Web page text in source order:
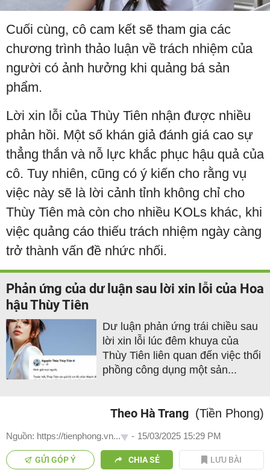
Cuối cùng, cô cam kết sẽ tham gia các
chương trình thảo luận về trách nhiệm của
người có ảnh hưởng khi quảng bá sản
phẩm.
Lời xin lỗi của Thùy Tiên nhận được nhiều
phản hồi. Một số khán giả đánh giá cao sự
thẳng thắn và nỗ lực khắc phục hậu quả của
cô. Tuy nhiên, cũng có ý kiến cho rằng vụ
việc này sẽ là lời cảnh tỉnh không chỉ cho
Thùy Tiên mà còn cho nhiều KOLs khác, khi
việc quảng cáo thiếu trách nhiệm ngày càng
trở thành vấn đề nhức nhối.
Phản ứng của dư luận sau lời xin lỗi của Hoa
hậu Thùy Tiên
Dư luận phản ứng trái chiều sau
lời xin lỗi lúc đêm khuya của
Thùy Tiên liên quan đến việc thổi
phồng công dụng một sản...
Theo Hà Trang (Tiền Phong)
Nguồn: https://tienphong.vn... - 15/03/2025 15:29 PM
GỬI GÓP Ý CHIA SẺ LƯU BÀI